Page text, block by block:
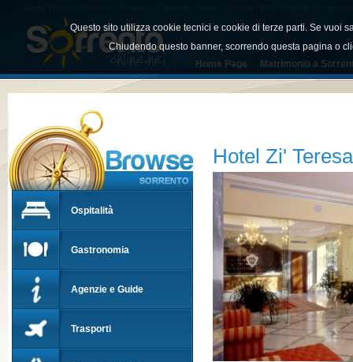
Questo sito utilizza cookie tecnici e cookie di terze parti. Se vuoi
Chiudendo questo banner, scorrendo questa pagina o
Sorrento
Home Page Matrimonio a
Hotel Zi' Teresa
Ospitalità
Gastronomia
Agenzie e Guide
Trasporti